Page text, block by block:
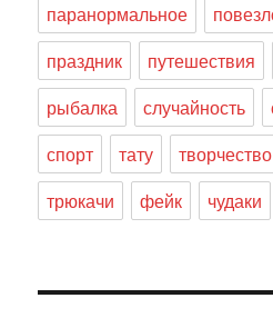
паранормальное
праздник
путешествия
рыбалка
случайность
спорт
тату творчество
трюкачи
фейк чудаки